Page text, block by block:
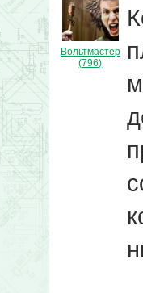
Вольтмастер
(796)